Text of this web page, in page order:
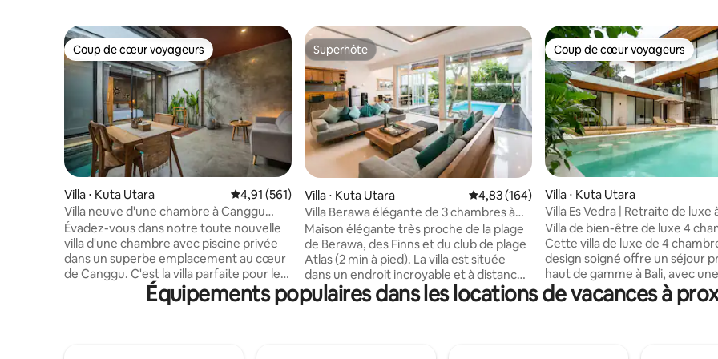
Coup de cœur voyageurs
Coup de cœur voyageurs
Villa ⋅ Kuta Utara Évaluation moyenne sur la base de 561 commentaires : 4,91 sur 5
4,91 (561)
Villa neuve d'une chambre à Canggu
avec piscine privée
Évadez-vous dans notre toute nouvelle
villa d'une chambre avec piscine privée
dans un superbe emplacement au cœur
de Canggu. C'est la villa parfaite pour les
couples ou les voyageurs en solo qui
aiment explorer les lieux célèbres de
Superhôte
Superhôte
Villa ⋅ Kuta Utara Évaluation moyenne sur la base de 164
4,83 (164)
Villa Berawa élégante de 3 chambres à
proximité de l’Atlas et de la plage
Maison élégante très proche de la plage
de Berawa, des Finns et du club de plage
Atlas (2 min à pied). La villa est située
dans un endroit incroyable et à distance
de marche des plus grands clubs de
plage et de bons restaurants. Certains
Coup de cœur voyageurs
Coup de cœur voyageurs
Villa ⋅ Kuta Utara
Villa Es Vedra | Retraite de luxe
Villa de bien-être de luxe 4
Cette villa de luxe de 4
design soigné offre un séjour
haut de gamme à Bali, avec
une salle de sport
un sauna et un bain de glace.
Équipements populaires dans les locations de vacances à